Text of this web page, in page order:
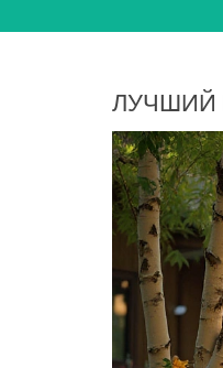
ЛУЧШИЙ